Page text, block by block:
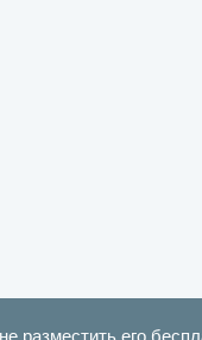
разместить его